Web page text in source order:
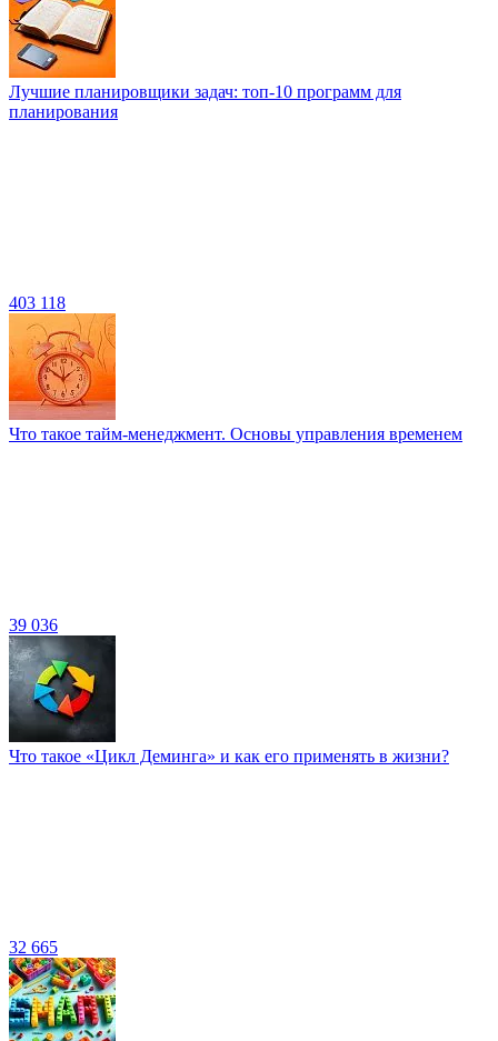
Лучшие планировщики задач: топ-10 программ для
планирования
403 118
Что такое тайм-менеджмент. Основы управления временем
39 036
Что такое «Цикл Деминга» и как его применять в жизни?
32 665